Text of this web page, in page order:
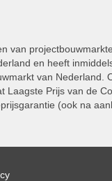
van
en heeft
van
Laagste Prijs van de
(ook na